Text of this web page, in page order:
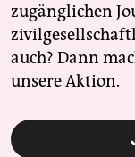
zugänglichen
auch? Dann
unsere Aktion.